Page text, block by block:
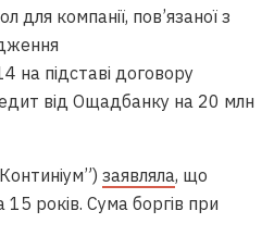
компанії, пов’язаної з
підставі договору
від Ощадбанку на 20 млн
заявляла, що
15 років. Сума боргів при